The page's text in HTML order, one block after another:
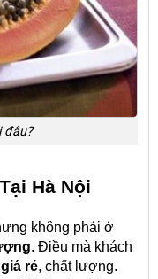
đâu?
Hà Nội
không phải ở
. Điều mà khách
rẻ, chất lượng.